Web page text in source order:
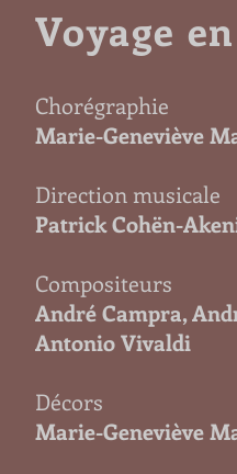
Voyage
Chorégraphie
Marie-Geneviève
Direction musicale
Patrick Cohën-
Compositeurs
André Campra,
Antonio Vivaldi
Décors
Marie-Geneviève